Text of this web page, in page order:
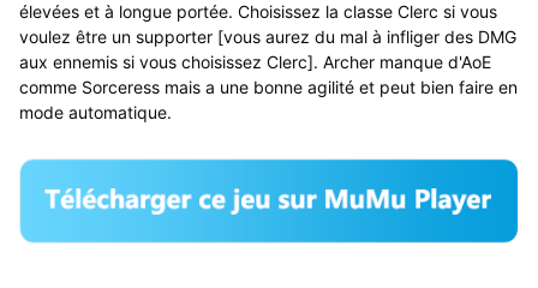
élevées et à longue portée. Choisissez la classe Clerc si vous
voulez être un supporter [vous aurez du mal à infliger des DMG
aux ennemis si vous choisissez Clerc]. Archer manque d'AoE
comme Sorceress mais a une bonne agilité et peut bien faire en
mode automatique.